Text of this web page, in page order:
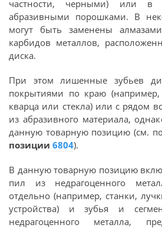
частности, черными) или в
абразивными порошками. В
могут быть заменены
карбидов металлов,
диска.
При этом лишенные зубьев
покрытиями по краю
кварца или стекла) или с рядом
из абразивного материала,
данную товарную позицию (см.
позиции 6804).
В данную товарную позицию
пил из недрагоценного
отдельно (например, станки,
устройства) и зубья и
недрагоценного металла,